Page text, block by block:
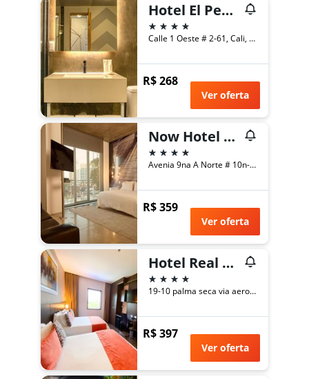
Hotel El Peñon
4 estrelas
Calle 1 Oeste # 2-61, Cali, Colômbia
R$ 268
Ver oferta
Now Hotel Cali - Adults Only
4 estrelas
Avenia 9na A Norte # 10n- 74, Cali, Colômbia
R$ 359
Ver oferta
Hotel Real Elim International
4 estrelas
19-10 palma seca via aeropuerto, Cali, Colômbia
R$ 397
Ver oferta